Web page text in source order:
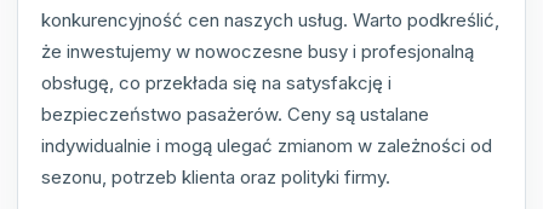
konkurencyjność cen naszych usług. Warto podkreślić,
że inwestujemy w nowoczesne busy i profesjonalną
obsługę, co przekłada się na satysfakcję i
bezpieczeństwo pasażerów. Ceny są ustalane
indywidualnie i mogą ulegać zmianom w zależności od
sezonu, potrzeb klienta oraz polityki firmy.